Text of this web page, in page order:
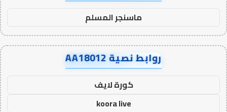
ماسنجر المسلم
روابط نصية AA18012
كورة لايف
koora live